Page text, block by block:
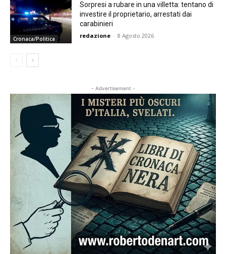
Cronaca/Politica
Sorpresi a rubare in una villetta: tentano di
investire il proprietario, arrestati dai
carabinieri
redazione - 8 Agosto 2026
- Advertisement -